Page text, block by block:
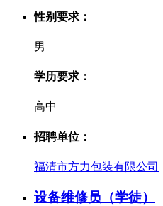
性别要求：
男
学历要求：
高中
招聘单位：
福清市方力包装有限公司
设备维修员（学徒）